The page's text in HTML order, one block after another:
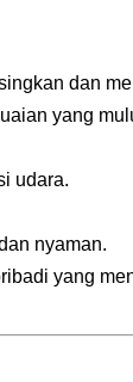
dan
yang
udara.
nyaman.
yang